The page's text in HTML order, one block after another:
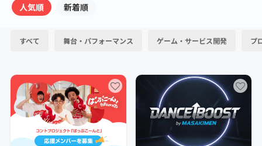
人気順 新着順
すべて 舞台・パフォーマンス ゲーム・サービス開発 プ